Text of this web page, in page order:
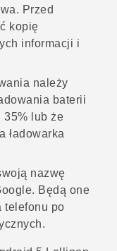
Przed
kopię
informacji i
należy
baterii
35% lub że
ładowarka
nazwę
. Będą one
telefonu po